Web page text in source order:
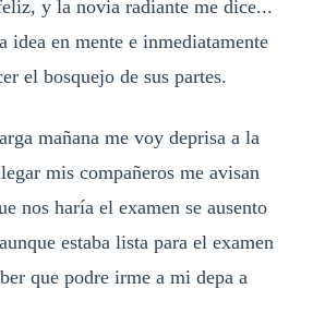
y la novia radiante me dice...
idea en mente e inmediatamente
el bosquejo de sus partes.
mañana me voy deprisa a la
mis compañeros me avisan
nos haría el examen se ausento
estaba lista para el examen
que podre irme a mi depa a